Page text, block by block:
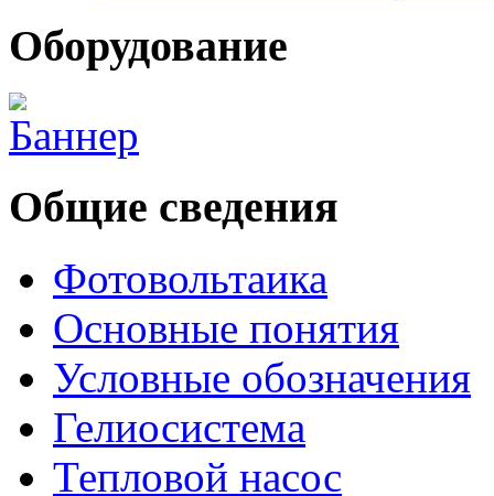
Оборудование
Общие сведения
Фотовольтаика
Основные понятия
Условные обозначения
Гелиосистема
Тепловой насос